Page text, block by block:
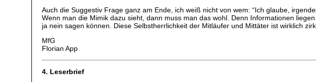
Auch die Suggestiv Frage ganz am Ende, ich weiß nicht von wem: “Ich glaube,
Wenn man die Mimik dazu sieht, dann muss man das wohl. Denn Informationen
ja nein sagen können. Diese Selbstherrlichkeit der Mitläufer und Mittäter ist wirklich
MfG
Florian App
4. Leserbrief